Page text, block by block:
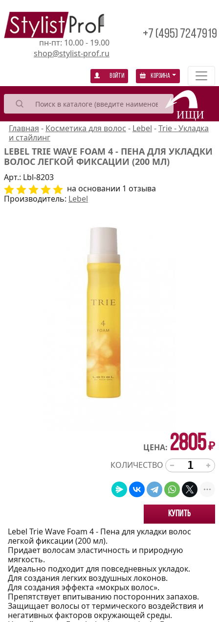
пн-пт: 10.00 - 19.00
shop@stylist-prof.ru
+7 (495) 7247919
Войти Корзина
Главная - Косметика для волос - Lebel -Trie - Укладка
и стайлинг
LEBEL TRIE WAVE FOAM 4 - ПЕНА ДЛЯ УКЛАДКИ
ВОЛОС ЛЕГКОЙ ФИКСАЦИИ (200 МЛ)
Арт.: Lbl-8203
на основании 1 отзыва
Производитель: Lebel
ЦЕНА: 2805₽
КОЛИЧЕСТВО
Купить
Lebel Trie Wave Foam 4 - Пена для укладки волос
легкой фиксации (200 мл).
Придает волосам эластичность и природную
мягкость.
Идеально подходит для повседневных укладок.
Для создания легких воздушных локонов.
Для создания эффекта «мокрых волос».
Препятствует впитыванию посторонних запахов.
Защищает волосы от термического воздействия и
негативных факторов окружающей среды.